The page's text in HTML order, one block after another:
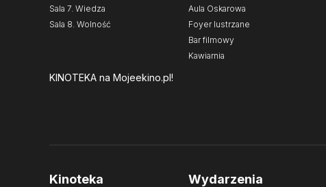
Sala 7. Wiedza
Sala 8. Wolność
Aula Oskarowa
Foyer lustrzane
Bar filmowy
Kawiarnia
KINOTEKA na Mojeekino.pl!
Kinoteka Wydarzenia